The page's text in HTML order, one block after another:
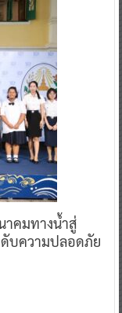
าคมทางน้ำสู่
บความปลอดภัย